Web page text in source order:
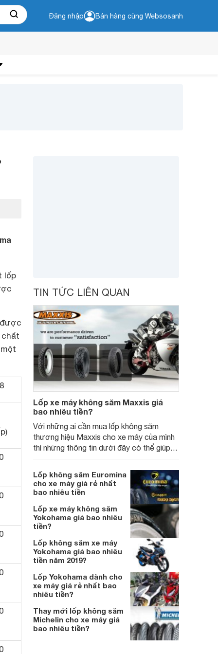
Đăng nhập Bán hàng cùng Websosanh
lốp
chất
TIN TỨC LIÊN QUAN
Lốp xe máy không săm Maxxis giá
bao nhiêu tiền?
Với những ai cần mua lốp không săm
thương hiệu Maxxis cho xe máy của mình
thì những thông tin dưới đây có thể giúp
ích cho bạn
Lốp không săm Euromina
cho xe máy giá rẻ nhất
bao nhiêu tiền
Lốp xe máy không săm
Yokohama giá bao nhiêu
tiền?
Lốp không săm xe máy
Yokohama giá bao nhiêu
tiền năm 2019?
Lốp Yokohama dành cho
xe máy giá rẻ nhất bao
nhiêu tiền?
Thay mới lốp không săm
Michelin cho xe máy giá
bao nhiêu tiền?